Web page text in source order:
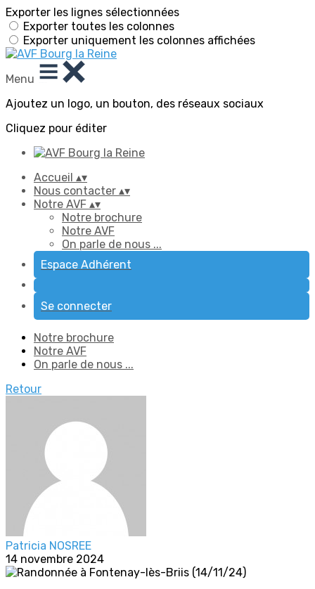
Exporter les lignes sélectionnées
Exporter toutes les colonnes
Exporter uniquement les colonnes affichées
Menu
Ajoutez un logo, un bouton, des réseaux sociaux
Cliquez pour éditer
Accueil ▴▾
Nous contacter ▴▾
Notre AVF ▴▾
Notre brochure
Notre AVF
On parle de nous ...
Espace Adhérent
Se connecter
Notre brochure
Notre AVF
On parle de nous ...
Retour
Patricia NOSREE
14 novembre 2024